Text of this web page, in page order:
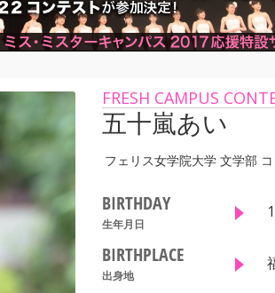
FRESH CAMPUS
五十嵐あい
フェリス女学院大学 文学部
BIRTHDAY
生年月日
BIRTHPLACE
出身地